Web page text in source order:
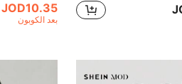
JOD10.35
بعد الكوبون